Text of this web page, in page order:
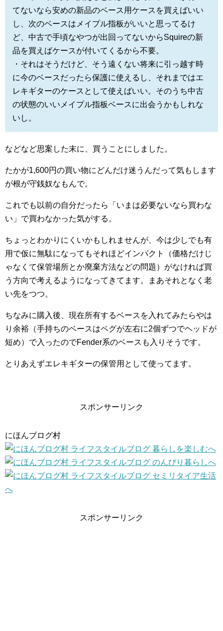
てないなら安めの新品のベース用ケースを買えばいい
し、次のベースはメイプル指板がいいと思ってるけ
ど、中古で手頃なやつが出回ってないからSquireの新
品を買えばケースが付いてくるから不要。
・それはそうだけど、そう遠くない将来に引っ越す時
に今のベースだったら保護に使えるし、それまではエ
レキギターのケースとして使えばいい。そのうち中古
の状態のいいメイプル指板ベースに出会うかもしれな
いし。
などなど思案した末に、買うことにしました。
たかが1,600円の買い物にどんだけ迷うんだって気もします
が根が守銭奴なもんで。
これでも以前の自分だったら「いまは必要ないなら買わな
い」で買わなかった気がする。
ちょっとわかりにくいかもしれませんが、今は少しでも有
用で仮に無駄になってもそれほどインパクト（価格だけじ
ゃなくて保管場所とか廃棄方法などの問題）がなければ買
う方向で考えるようになってきてます。まあそれとなく老
い先をつつ。
ちなみに購入後、現在所有するベースを入れてみたらやは
り余裕（手持ちのベースはペグが左右に2個ずつでヘッドが
短め）で入ったのでFender系のベースも入りそうです。
とりあえずエレキギターの保管用として使ってます。
スポンサーリンク
にほんブログ村
スポンサーリンク